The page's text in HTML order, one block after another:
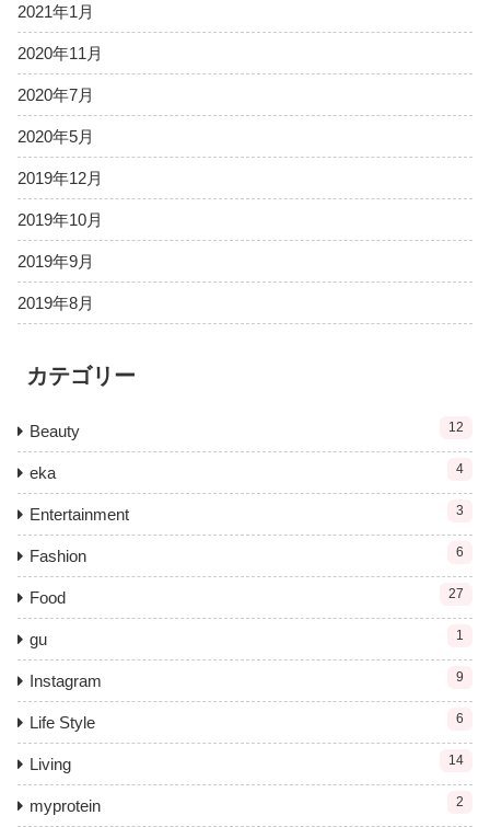
2021年1月
2020年11月
2020年7月
2020年5月
2019年12月
2019年10月
2019年9月
2019年8月
カテゴリー
Beauty 12
eka 4
Entertainment 3
Fashion 6
Food 27
gu 1
Instagram 9
Life Style 6
Living 14
myprotein 2